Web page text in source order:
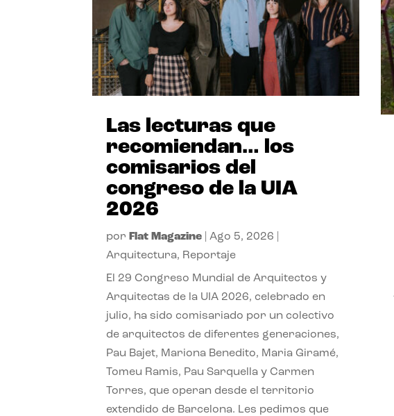
Las lecturas que
recomiendan… los
comisarios del
congreso de la UIA
2026
por Flat Magazine |Ago 5, 2026
Arquitectura, Reportaje
El 29 Congreso Mundial de Arquitectos y
Arquitectas de la UIA 2026, celebrado en
julio, ha sido comisariado por un colectivo
de arquitectos de diferentes generaciones,
Pau Bajet, Mariona Benedito, Maria Giramé,
Tomeu Ramis, Pau Sarquella y Carmen
Torres, que operan desde el territorio
extendido de Barcelona. Les pedimos que